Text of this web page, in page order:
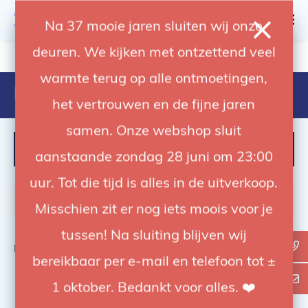
Na 37 mooie jaren sluiten wij onze
deuren. We kijken met ontzettend veel
warmte terug op alle ontmoetingen,
het vertrouwen en de fijne jaren
samen. Onze webshop sluit
aanstaande zondag 28 juni om 23:00
uur. Tot die tijd is alles in de uitverkoop.
Misschien zit er nog iets moois voor je
tussen! Na sluiting blijven wij
bereikbaar per e-mail en telefoon tot ±
1 oktober. Bedankt voor alles. ❤️
4.92 / 5 op trusted shops
Producten getagd met 45cm
FILTER